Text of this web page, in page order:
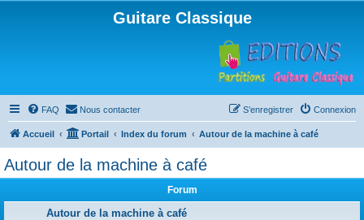
Guitare Classique
FAQ Nous contacter Connexion
S’enregistrer
Accueil Portail Index du forum Autour de la machine à café
Autour de la machine à café
Forum
Autour de la machine à café